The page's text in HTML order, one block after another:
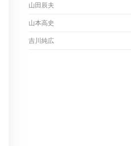
山田辰夫
山本高史
吉川純広